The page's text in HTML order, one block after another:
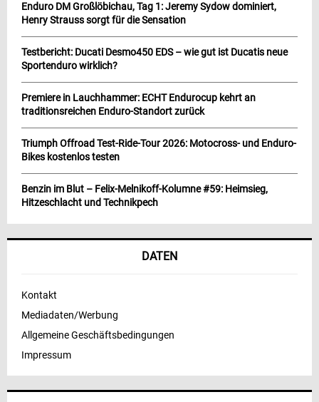
Enduro DM Großlöbichau, Tag 1: Jeremy Sydow dominiert,
Henry Strauss sorgt für die Sensation
Testbericht: Ducati Desmo450 EDS – wie gut ist Ducatis neue
Sportenduro wirklich?
Premiere in Lauchhammer: ECHT Endurocup kehrt an
traditionsreichen Enduro-Standort zurück
Triumph Offroad Test-Ride-Tour 2026: Motocross- und Enduro-
Bikes kostenlos testen
Benzin im Blut – Felix-Melnikoff-Kolumne #59: Heimsieg,
Hitzeschlacht und Technikpech
DATEN
Kontakt
Mediadaten/Werbung
Allgemeine Geschäftsbedingungen
Impressum